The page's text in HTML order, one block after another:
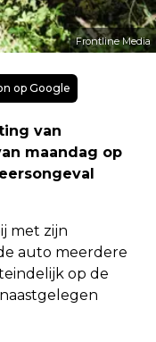
Frontline Media
op Google
van
maandag op
met zijn
auto meerdere
op de